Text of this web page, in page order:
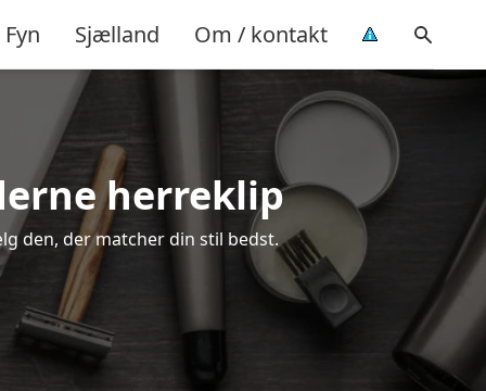
Fyn Sjælland Om / kontakt
herreklip
den, der matcher din stil bedst.